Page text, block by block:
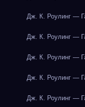
Дж. К. Роулинг —
Дж. К. Роулинг —
Дж. К. Роулинг —
Дж. К. Роулинг —
Дж. К. Роулинг —